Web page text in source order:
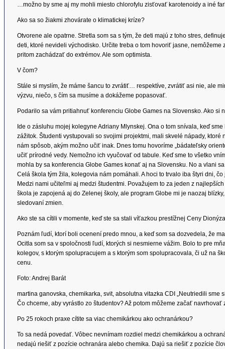
…možno by sme aj my mohli miesto chlorofylu zisťovať karotenoidy a iné
Ako sa so žiakmi zhovárate o klimatickej kríze?
Otvorene ale opatrne. Stretla som sa s tým, že deti majú z toho stres,
deti, ktoré nevideli východisko. Určite treba o tom hovoriť jasne,
pritom zachádzať do extrémov. Ale som optimista.
V čom?
Stále si myslím, že máme šancu to zvrátiť… respektíve, zvrátiť asi nie, ale
výzvu, niečo, s čím sa musíme a dokážeme popasovať.
Podarilo sa vám pritiahnuť konferenciu Globe Games na Slovensko. Ako si
Ide o zásluhu mojej kolegyne Adriany Mlynskej. Ona o tom snívala, keď
zážitok. Študenti vystupovali so svojimi projektmi, mali skvelé nápady,
nám spôsob, akým možno učiť inak. Dnes tomu hovoríme „bádateľsky
učiť prírodné vedy. Nemožno ich vyučovať od tabule. Keď sme to všetko
mohla by sa konferencia Globe Games konať aj na Slovensku. No a vlani
Celá škola tým žila, kolegovia nám pomáhali. A hoci to trvalo iba štyri dni,
Medzi nami učiteľmi aj medzi študentmi. Považujem to za jeden z
škola je zapojená aj do Zelenej školy, ale program Globe mi je naozaj
sledovaní zmien.
Ako ste sa cítili v momente, keď ste sa stali víťazkou prestížnej Ceny
Poznám ľudí, ktorí boli ocenení predo mnou, a keď som sa dozvedela, že
Ocitla som sa v spoločnosti ľudí, ktorých si nesmierne vážim. Bolo to pre
kolegov, s ktorým spolupracujem a s ktorým som spolupracovala, či už na
cenu.
Foto: Andrej Barát
martina ganovska, chemikarka, svit, absolutna vitazka CDI „Neutriedili
Čo chceme, aby vyrástlo zo študentov? Až potom môžeme začať navrhovať
Po 25 rokoch praxe cítite sa viac chemikárkou ako ochranárkou?
To sa nedá povedať. Vôbec nevnímam rozdiel medzi chemikárkou a
nedajú riešiť z pozície ochranára alebo chemika. Dajú sa riešiť z pozície